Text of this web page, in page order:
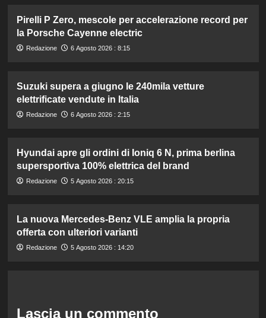
Pirelli P Zero, mescole per accelerazione record per
la Porsche Cayenne electric
Redazione 6 Agosto 2026 : 8:15
Suzuki supera a giugno le 240mila vetture
elettrificate vendute in Italia
Redazione 6 Agosto 2026 : 2:15
Hyundai apre gli ordini di Ioniq 6 N, prima berlina
supersportiva 100% elettrica del brand
Redazione 5 Agosto 2026 : 20:15
La nuova Mercedes-Benz VLE amplia la propria
offerta con ulteriori varianti
Redazione 5 Agosto 2026 : 14:20
Lascia un commento